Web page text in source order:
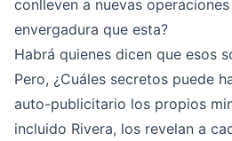
conlleven a nuevas
envergadura que esta?
Habrá quienes dicen que esos
Pero, ¿Cuáles secretos puede
auto-publicitario los propios
incluido Rivera, los revelan a